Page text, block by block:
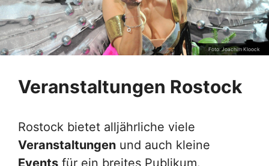
Foto: Joachim Kloock
Veranstaltungen Rostock
Rostock bietet alljährliche viele
Veranstaltungen und auch kleine
Events für ein breites Publikum.